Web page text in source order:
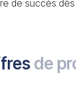
de succès
de